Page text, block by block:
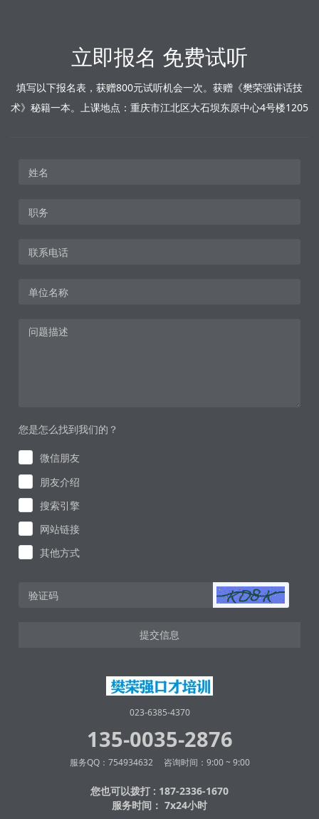
立即报名 免费试听
填写以下报名表，获赠800元试听机会一次。获赠《樊荣强讲话技
术》秘籍一本。上课地点：重庆市江北区大石坝东原中心4号楼1205
您是怎么找到我们的？
微信朋友
朋友介绍
搜索引擎
网站链接
其他方式
提交信息
023-6385-4370
135-0035-2876
服务QQ：754934632 咨询时间：9:00 ~ 9:00
您也可以拨打 : 187-2336-1670
服务时间： 7x24小时